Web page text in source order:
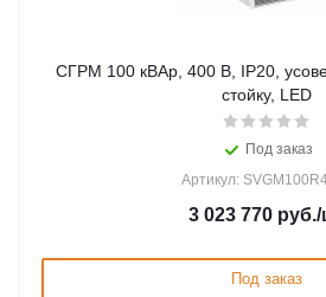
СГРМ 100 кВАр, 400 В, IP20,
стойку, LED
Под заказ
Артикул:
3 023 770руб./
Под заказ